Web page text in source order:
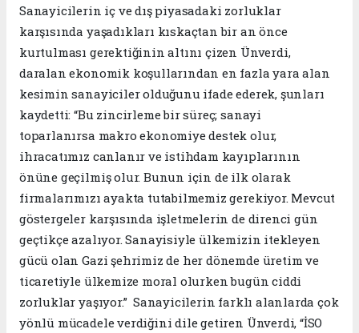
Sanayicilerin iç ve dış piyasadaki zorluklar
karşısında yaşadıkları kıskaçtan bir an önce
kurtulması gerektiğinin altını çizen Ünverdi,
daralan ekonomik koşullarından en fazla yara alan
kesimin sanayiciler olduğunu ifade ederek, şunları
kaydetti: “Bu zincirleme bir süreç; sanayi
toparlanırsa makro ekonomiye destek olur,
ihracatımız canlanır ve istihdam kayıplarının
önüne geçilmiş olur. Bunun için de ilk olarak
firmalarımızı ayakta tutabilmemiz gerekiyor. Mevcut
göstergeler karşısında işletmelerin de direnci gün
geçtikçe azalıyor. Sanayisiyle ülkemizin itekleyen
gücü olan Gazi şehrimiz de her dönemde üretim ve
ticaretiyle ülkemize moral olurken bugün ciddi
zorluklar yaşıyor.” Sanayicilerin farklı alanlarda çok
yönlü mücadele verdiğini dile getiren Ünverdi, “İSO